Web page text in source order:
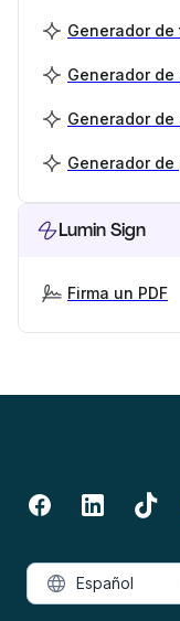
Generador
Generador
Generador
Generador
Lumin Sign
Firma un PDF
Español